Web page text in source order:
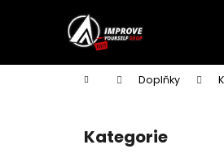
Domů Doplňky
Přeskočit
kategorie
Kategorie
í
Zpět
do
Zpět
do